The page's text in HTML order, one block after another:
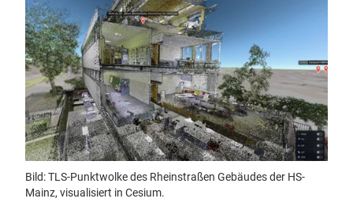
Bild: TLS-Punktwolke des Rheinstraßen Gebäudes der HS-
Mainz, visualisiert in Cesium.